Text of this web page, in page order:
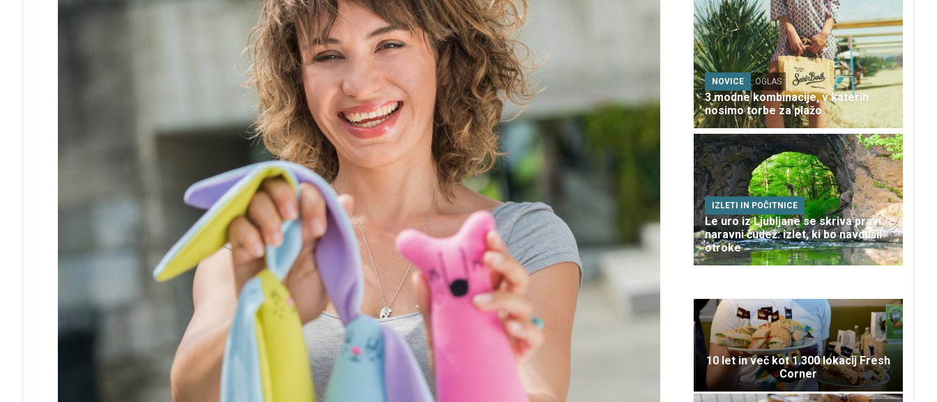
NOVICE OGLAS
3 modne kombinacije, v katerih
nosimo torbe za plažo
IZLETI IN POČITNICE
Le uro iz Ljubljane se skriva pravi
naravni čudež: izlet, ki bo navdušil
otroke
10 let in več kot 1.300 lokacij Fresh
Corner